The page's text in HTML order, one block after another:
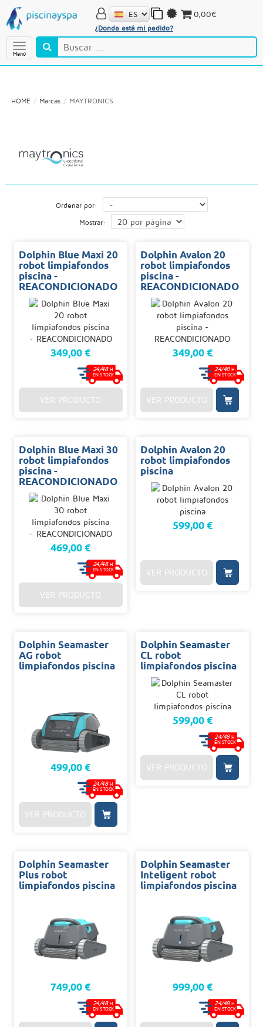
Menú
¿Donde está mi pedido?
0,00€
HOME Marcas MAYTRONICS
Ordenar por:
Mostrar:
Dolphin Blue Maxi 20
robot limpiafondos
piscina -
REACONDICIONADO
349,00 €
24/48 H.
EN STOCK
VER PRODUCTO
Dolphin Avalon 20
robot limpiafondos
piscina -
REACONDICIONADO
349,00 €
24/48H.
EN STOCK
VER PRODUCTO
Dolphin Blue Maxi 30
robot limpiafondos
piscina -
REACONDICIONADO
469,00 €
24/48 H.
EN STOCK
VER PRODUCTO
Dolphin Avalon 20
robot limpiafondos
piscina
599,00 €
VER PRODUCTO
Dolphin Seamaster
AG robot
limpiafondos piscina
499,00 €
24/48 H.
EN STOCK
VER PRODUCTO
Dolphin Seamaster
CL robot
limpiafondos piscina
599,00 €
24/48H.
EN STOCK
VER PRODUCTO
Dolphin Seamaster
Plus robot
limpiafondos piscina
749,00 €
24/48 H.
EN STOCK
Dolphin Seamaster
Inteligent robot
limpiafondos piscina
999,00 €
24/48H.
EN STOCK